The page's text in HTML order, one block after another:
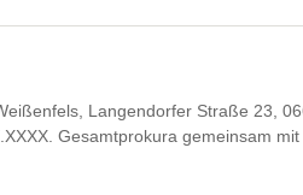
Langendorfer Straße 23,
Gesamtprokura gemeinsam mit